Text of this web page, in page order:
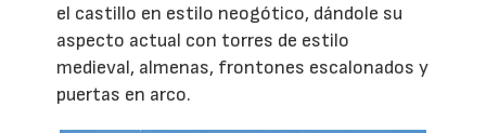
el castillo en estilo neogótico, dándole su
aspecto actual con torres de estilo
medieval, almenas, frontones escalonados y
puertas en arco.